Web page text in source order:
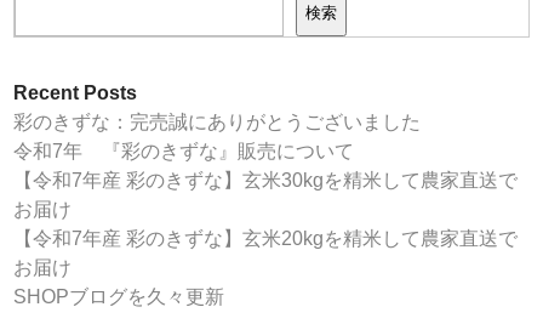
検索
Recent Posts
彩のきずな：完売誠にありがとうございました
令和7年 『彩のきずな』販売について
【令和7年産 彩のきずな】玄米30kgを精米して農家直送で
お届け
【令和7年産 彩のきずな】玄米20kgを精米して農家直送で
お届け
SHOPブログを久々更新